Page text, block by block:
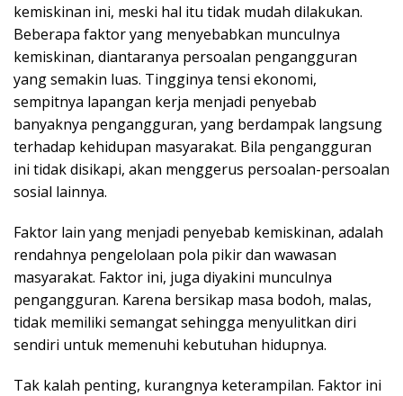
kemiskinan ini, meski hal itu tidak mudah dilakukan.
Beberapa faktor yang menyebabkan munculnya
kemiskinan, diantaranya persoalan pengangguran
yang semakin luas. Tingginya tensi ekonomi,
sempitnya lapangan kerja menjadi penyebab
banyaknya pengangguran, yang berdampak langsung
terhadap kehidupan masyarakat. Bila pengangguran
ini tidak disikapi, akan menggerus persoalan-persoalan
sosial lainnya.
Faktor lain yang menjadi penyebab kemiskinan, adalah
rendahnya pengelolaan pola pikir dan wawasan
masyarakat. Faktor ini, juga diyakini munculnya
pengangguran. Karena bersikap masa bodoh, malas,
tidak memiliki semangat sehingga menyulitkan diri
sendiri untuk memenuhi kebutuhan hidupnya.
Tak kalah penting, kurangnya keterampilan. Faktor ini